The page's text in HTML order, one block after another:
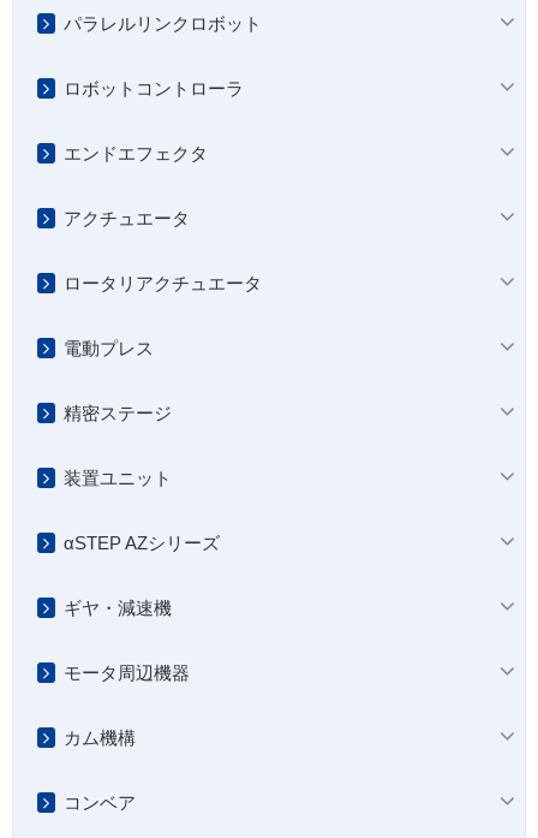
パラレルリンクロボット
ロボットコントローラ
エンドエフェクタ
アクチュエータ
ロータリアクチュエータ
電動プレス
精密ステージ
装置ユニット
αSTEP AZシリーズ
ギヤ・減速機
モータ周辺機器
カム機構
コンベア